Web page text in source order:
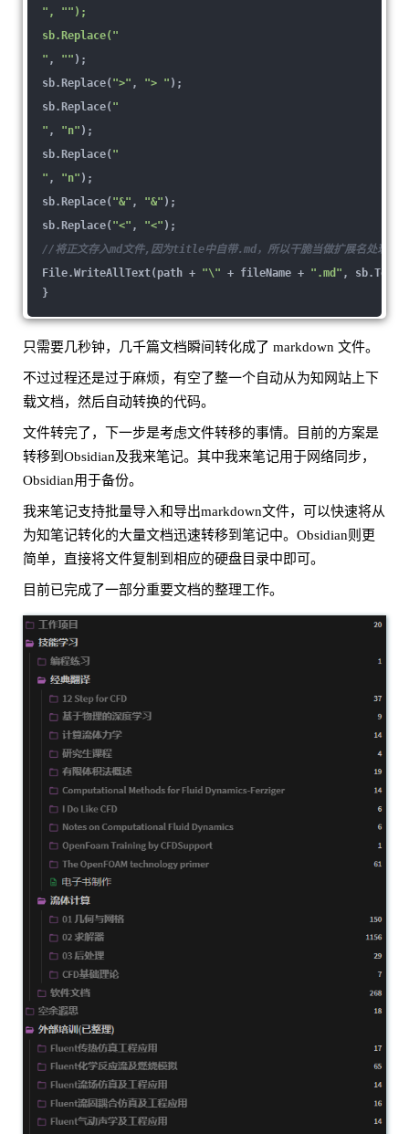
", "" );
sb.Replace( "
" , "" );
sb.Replace( ">" , "> " );
sb.Replace( "
" , "n" );
sb.Replace( "
" , "n" );
sb.Replace( "&" , "&" );
sb.Replace( "<" , "<" );
//将正文存入md文件,因为title中自带.md，所以干脆当做扩展名处理了
File.WriteAllText(path + "\" + fileName + ".md" ,
}
只需要几秒钟，几千篇文档瞬间转化成了 markdown 文件。
不过过程还是过于麻烦，有空了整一个自动从为知网站上下
载文档，然后自动转换的代码。
文件转完了，下一步是考虑文件转移的事情。目前的方案是
转移到Obsidian及我来笔记。其中我来笔记用于网络同步，
Obsidian用于备份。
我来笔记支持批量导入和导出markdown文件，可以快速将从
为知笔记转化的大量文档迅速转移到笔记中。Obsidian则更
简单，直接将文件复制到相应的硬盘目录中即可。
目前已完成了一部分重要文档的整理工作。